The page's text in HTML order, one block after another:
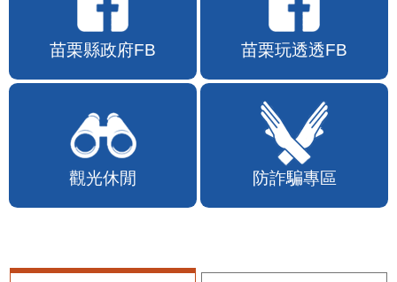
苗栗縣政府FB 苗栗玩透透FB
觀光休閒 防詐騙專區